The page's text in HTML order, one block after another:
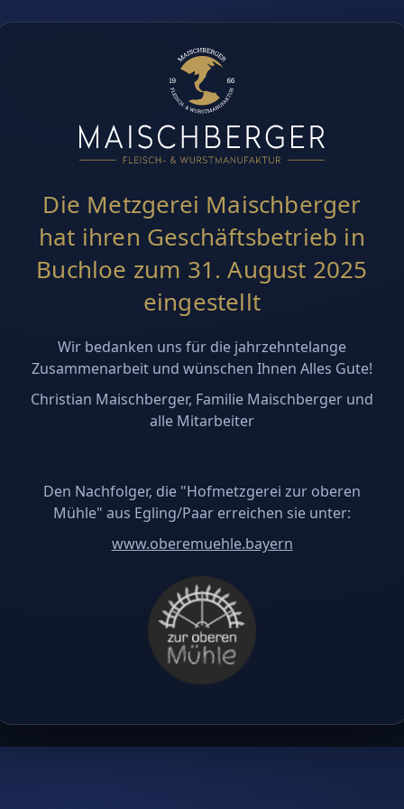
Die Metzgerei Maischberger
hat ihren Geschäftsbetrieb in
Buchloe zum 31. August 2025
eingestellt
Wir bedanken uns für die jahrzehntelange
Zusammenarbeit und wünschen Ihnen Alles Gute!
Christian Maischberger, Familie Maischberger und
alle Mitarbeiter
Den Nachfolger, die "Hofmetzgerei zur oberen
Mühle" aus Egling/Paar erreichen sie unter:
www.oberemuehle.bayern